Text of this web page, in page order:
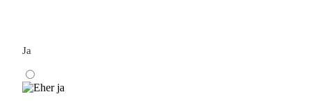
Ja